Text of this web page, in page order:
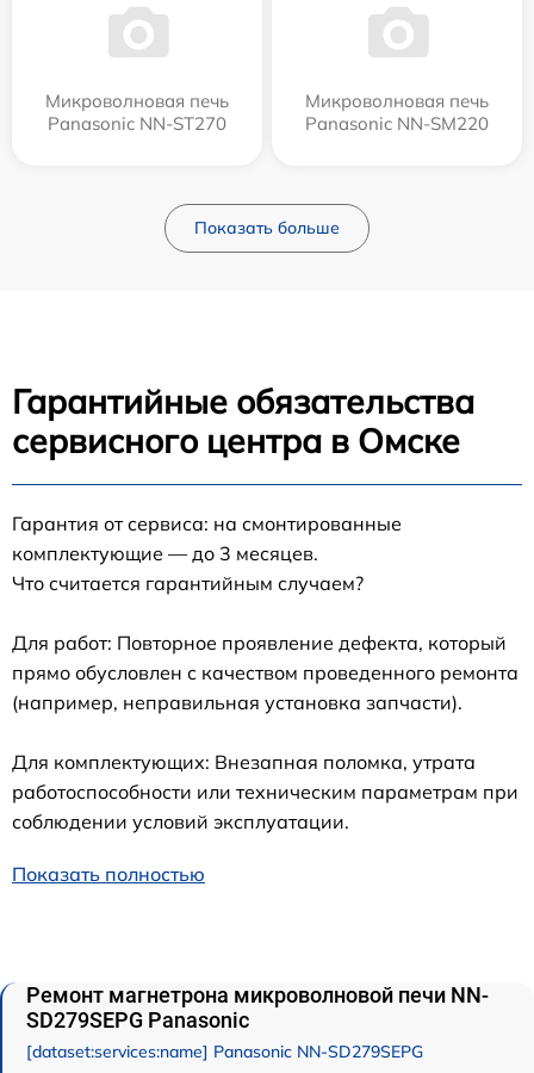
Микроволновая печь
Panasonic NN-ST270
Микроволновая печь
Panasonic NN-SM220
Показать больше
Гарантийные обязательства
сервисного центра в Омске
Гарантия от сервиса: на смонтированные
комплектующие — до 3 месяцев.
Что считается гарантийным случаем?
Для работ: Повторное проявление дефекта, который
прямо обусловлен с качеством проведенного ремонта
(например, неправильная установка запчасти).
Для комплектующих: Внезапная поломка, утрата
работоспособности или техническим параметрам при
соблюдении условий эксплуатации.
Показать полностью
Ремонт магнетрона микроволновой печи NN-
SD279SEPG Panasonic
[dataset:services:name] Panasonic NN-SD279SEPG